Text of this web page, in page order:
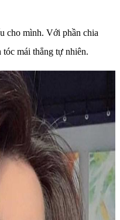
cho mình. Với phần chia
tóc mái thẳng tự nhiên.